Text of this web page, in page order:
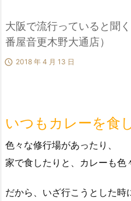
大阪で流行っていると聞
番屋音更木野大通店）
 2018 年 4 月 13 日
いつもカレーを食
色々な修行場があったり、
家で食したりと、カレーも色
だから、いざ行こうとした時